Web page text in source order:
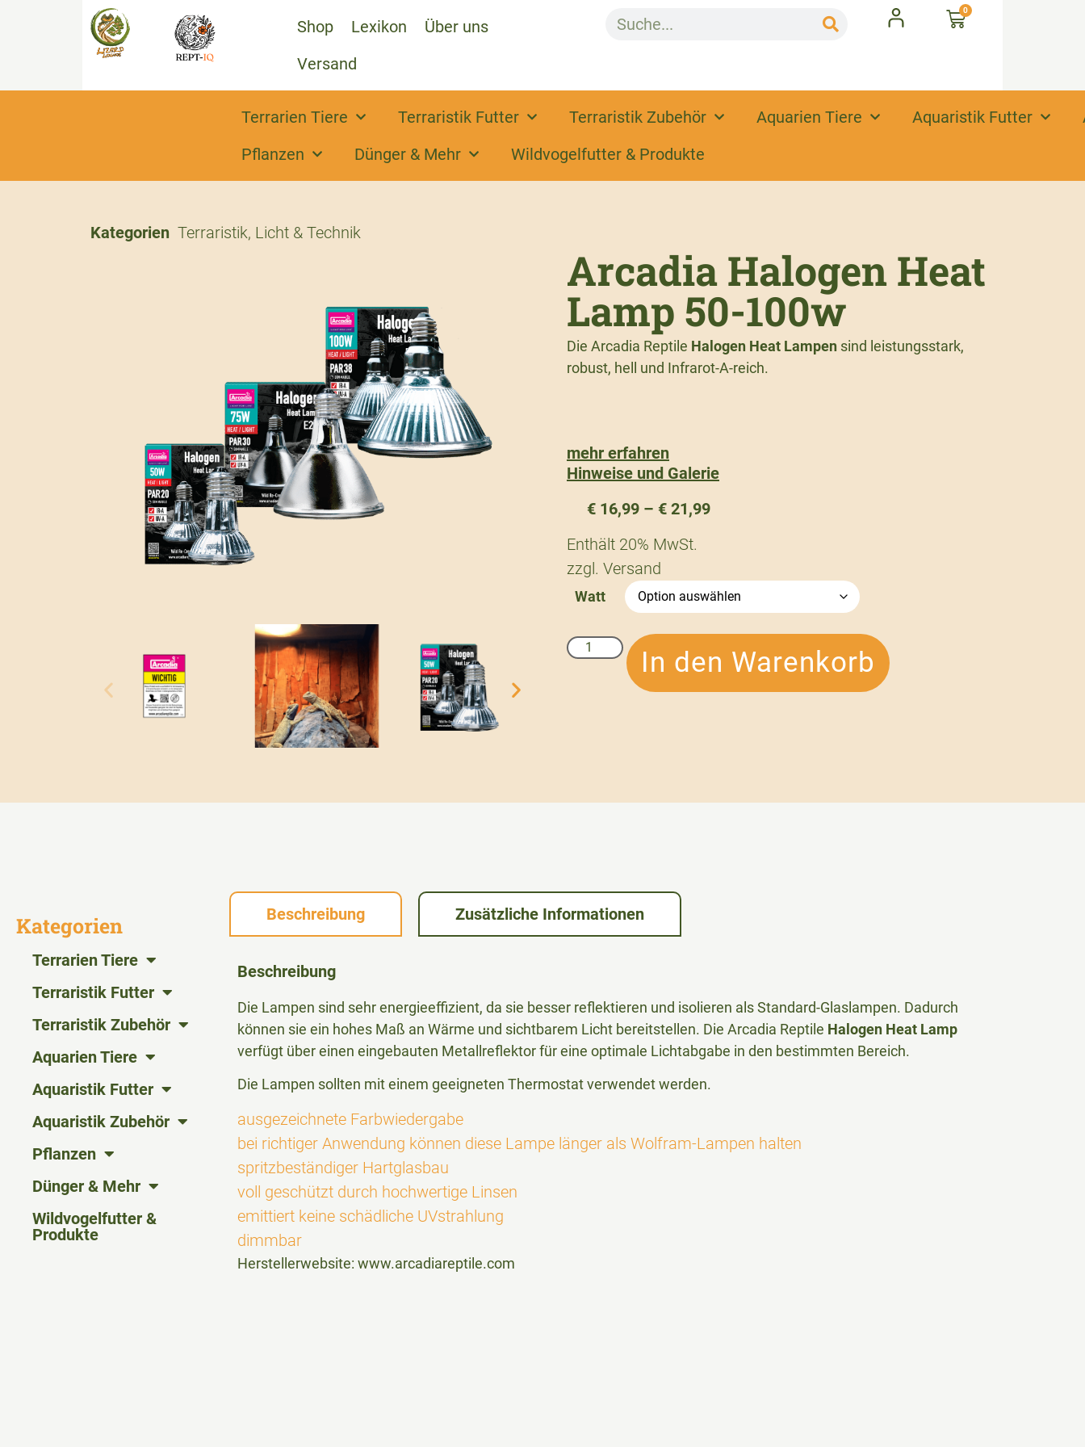
Shop Lexikon
Über uns
Versand
0
Terrarien Tiere Terraristik Futter Terraristik Zubehör Aquarien Tiere Aquaristik Futter
Pflanzen
Dünger & Mehr Wildvogelfutter & Produkte
Kategorien Terraristik, Licht & Technik
Arcadia Halogen Heat
Lamp 50-100w
Die Arcadia Reptile Halogen Heat Lampen sind leistungsstark,
robust, hell und Infrarot-A-reich.
mehr erfahren
Hinweise und Galerie
€ 16,99 – € 21,99
Enthält 20% MwSt.
zzgl. Versand
Watt
In den Warenkorb
Kategorien
Terrarien Tiere
Terraristik Futter
Terraristik Zubehör
Aquarien Tiere
Aquaristik Futter
Aquaristik Zubehör
Pflanzen
Dünger & Mehr
Wildvogelfutter &
Produkte
Beschreibung Zusätzliche Informationen
Beschreibung
Die Lampen sind sehr energieeffizient, da sie besser reflektieren und isolieren als Standard-Glaslampen. Dadurch
können sie ein hohes Maß an Wärme und sichtbarem Licht bereitstellen. Die Arcadia Reptile Halogen Heat Lamp
verfügt über einen eingebauten Metallreflektor für eine optimale Lichtabgabe in den bestimmten Bereich.
Die Lampen sollten mit einem geeigneten Thermostat verwendet werden.
ausgezeichnete Farbwiedergabe
bei richtiger Anwendung können diese Lampe länger als Wolfram-Lampen halten
spritzbeständiger Hartglasbau
voll geschützt durch hochwertige Linsen
emittiert keine schädliche UVstrahlung
dimmbar
Herstellerwebsite: www.arcadiareptile.com